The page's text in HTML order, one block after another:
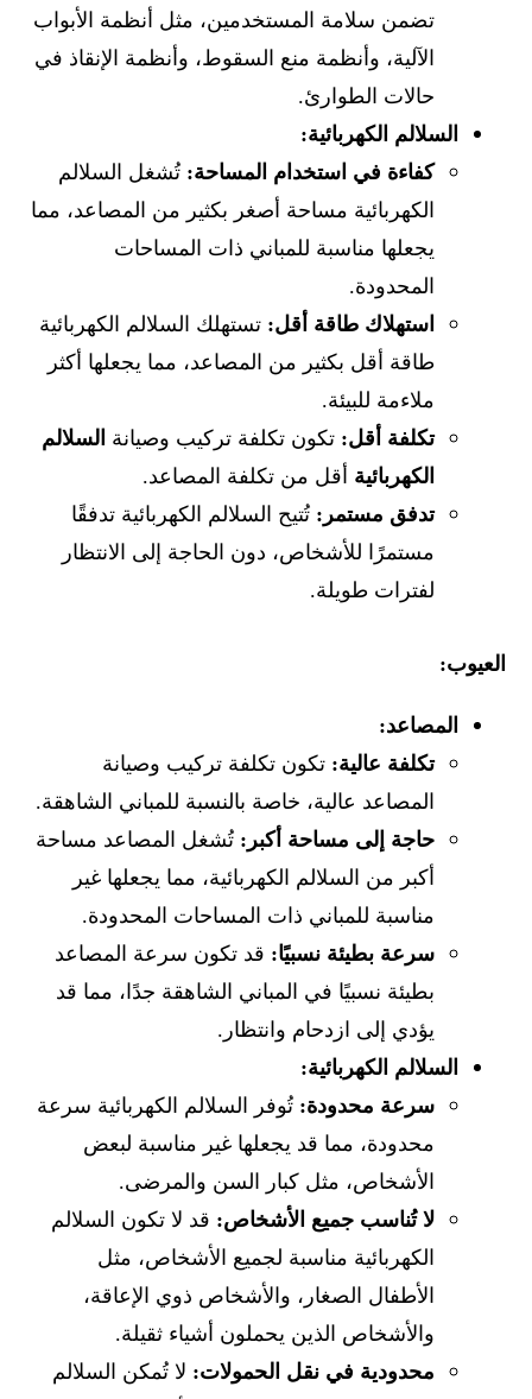
تضمن سلامة المستخدمين، مثل أنظمة الأبواب
الآلية، وأنظمة منع السقوط، وأنظمة الإنقاذ في
حالات الطوارئ.
السلالم الكهربائية:
كفاءة في استخدام المساحة: تُشغل السلالم
الكهربائية مساحة أصغر بكثير من المصاعد، مما
يجعلها مناسبة للمباني ذات المساحات
المحدودة.
استهلاك طاقة أقل: تستهلك السلالم الكهربائية
طاقة أقل بكثير من المصاعد، مما يجعلها أكثر
ملاءمة للبيئة.
تكلفة أقل: تكون تكلفة تركيب وصيانة السلالم
الكهربائية أقل من تكلفة المصاعد.
تدفق مستمر: تُتيح السلالم الكهربائية تدفقًا
مستمرًا للأشخاص، دون الحاجة إلى الانتظار
لفترات طويلة.
العيوب:
المصاعد:
تكلفة عالية: تكون تكلفة تركيب وصيانة
المصاعد عالية، خاصة بالنسبة للمباني الشاهقة.
حاجة إلى مساحة أكبر: تُشغل المصاعد مساحة
أكبر من السلالم الكهربائية، مما يجعلها غير
مناسبة للمباني ذات المساحات المحدودة.
سرعة بطيئة نسبيًا: قد تكون سرعة المصاعد
بطيئة نسبيًا في المباني الشاهقة جدًا، مما قد
يؤدي إلى ازدحام وانتظار.
السلالم الكهربائية:
سرعة محدودة: تُوفر السلالم الكهربائية سرعة
محدودة، مما قد يجعلها غير مناسبة لبعض
الأشخاص، مثل كبار السن والمرضى.
لا تُناسب جميع الأشخاص: قد لا تكون السلالم
الكهربائية مناسبة لجميع الأشخاص، مثل
الأطفال الصغار، والأشخاص ذوي الإعاقة،
والأشخاص الذين يحملون أشياء ثقيلة.
محدودية في نقل الحمولات: لا تُمكن السلالم